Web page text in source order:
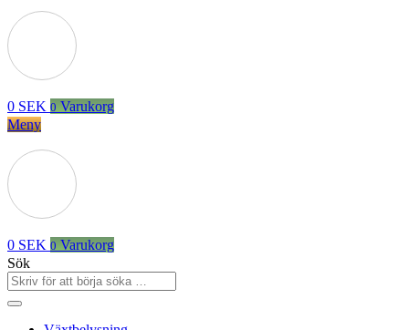
0 SEK 0 Varukorg
Meny
0 SEK 0 Varukorg
Sök